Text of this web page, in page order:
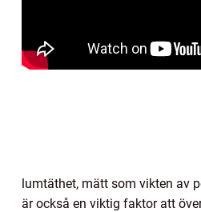
lumtäthet, mätt som vikten av
är också en viktig faktor att